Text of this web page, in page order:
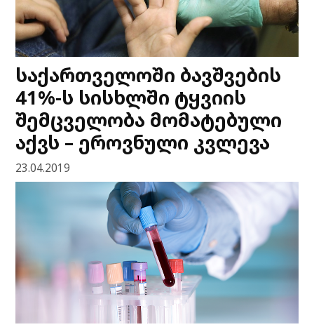
საქართველოში ბავშვების
41%-ს სისხლში ტყვიის
შემცველობა მომატებული
აქვს – ეროვნული კვლევა
23.04.2019